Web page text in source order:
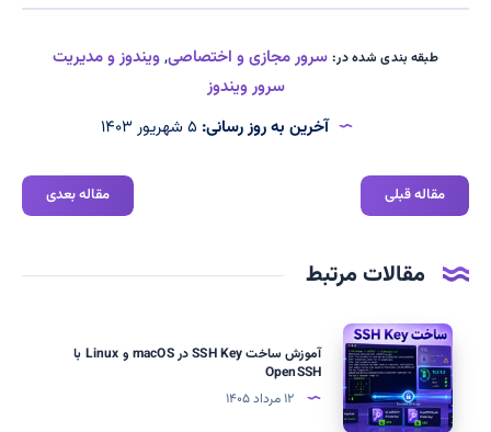
طبقه بندی شده در: سرور مجازی و اختصاصی,ویندوز و مدیریت
سرور ویندوز
آخرین به روز رسانی:
مقاله قبلی مقاله بعدی
مقالات مرتبط
آموزش
ساخت
SSH
Key
آموزش ساخت SSH Key در macOS و Linux با
OpenSSH
۱۲ مرداد ۱۴۰۵